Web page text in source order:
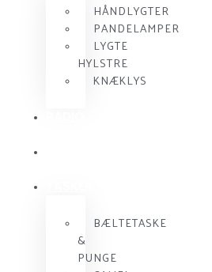
HÅNDLYGTER
PANDELAMPER
LYGTE
HYLSTRE
KNÆKLYS
BÆLTETASKE
&
PUNGE